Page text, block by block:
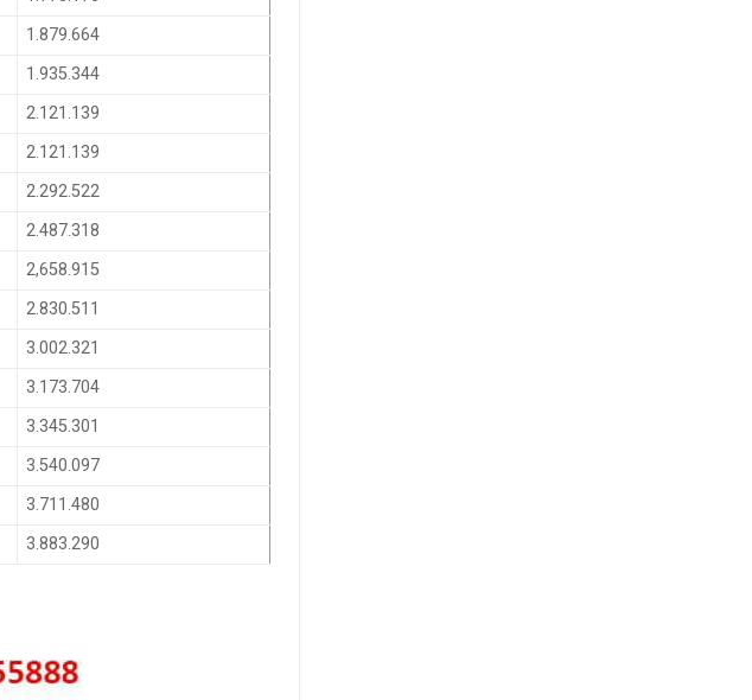
1.879.664
1.935.344
2.121.139
2.121.139
2.292.522
2.487.318
2,658.915
2.830.511
3.002.321
3.173.704
3.345.301
3.540.097
3.711.480
3.883.290